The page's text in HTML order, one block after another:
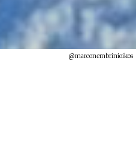
@marconembrinioikos